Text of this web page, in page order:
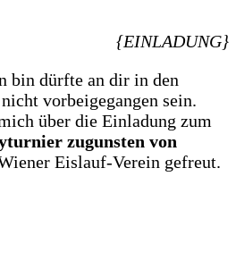
{EINLADUNG}
bin dürfte an dir in den
vorbeigegangen sein.
über die Einladung zum
zugunsten von
Eislauf-Verein gefreut.